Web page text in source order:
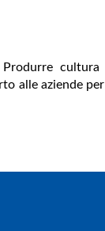
alle aziende